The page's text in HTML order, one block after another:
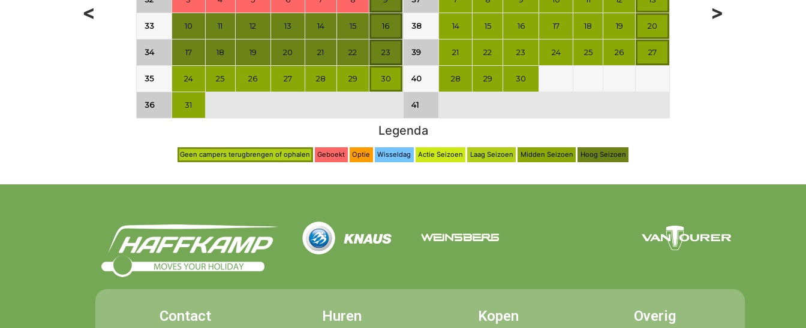
<
33 10 11 12 13 14 15 16
34 17 18 19 20 21 22 23
35 24 25 26 27 28 29 30
36 31
38 14 15 16 17 18 19 20
39 21 22 23 24 25 26 27
40 28 29 30
41
>
Legenda
Geen campers terugbrengen of ophalen Geboekt Optie Wisseldag Actie Seizoen Laag Seizoen Midden Seizoen Hoog Seizoen
Contact Huren Kopen Overig